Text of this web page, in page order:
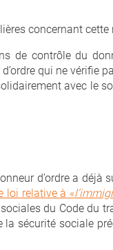
concernant
de contrôle du
qui ne vérifie
avec le
d’ordre a déjà
loi relative à «
du Code du
sécurité sociale